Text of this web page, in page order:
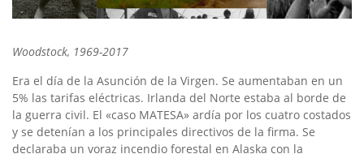
Woodstock, 1969-2017
Era el día de la Asunción de la Virgen. Se aumentaban en un
5% las tarifas eléctricas. Irlanda del Norte estaba al borde de
la guerra civil. El «caso MATESA» ardía por los cuatro costados
y se detenían a los principales directivos de la firma. Se
declaraba un voraz incendio forestal en Alaska con la